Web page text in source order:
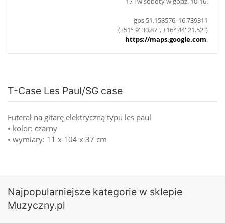
gps 51.158576, 16.739311
(+51° 9' 30.87", +16° 44' 21.52")
https://maps.google.com.
T-Case Les Paul/SG case
Futerał na gitarę elektryczną typu les paul
• kolor: czarny
• wymiary: 11 x 104 x 37 cm
Najpopularniejsze kategorie w sklepie
Muzyczny.pl